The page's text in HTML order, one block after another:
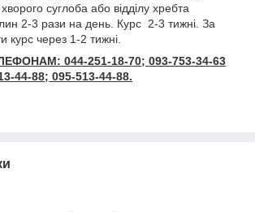
суглоба або відділу хребта
2-3 рази на день. Курс 2-3 тижні. За
курс через 1-2 тижні.
044-251-18-70; 093-753-34-63
44-88; 095-513-44-88.